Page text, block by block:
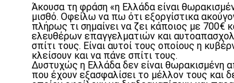
Άκουσα τη φράση «η Ελλάδα είναι
μισθό. Οφείλω να πω ότι εξοργίστικα
πλήρως τι σημαίνει να ζει κάποιος με 700€
ελευθέρων επαγγελματιών και
σπίτι τους. Είναι αυτοί τους οποίους η
κλείσουν και να πάνε σπίτι τους.
Δυστυχώς η Ελλάδα δεν είναι θωρακισμένη
που έχουν εξασφαλίσει το μέλλον τους και